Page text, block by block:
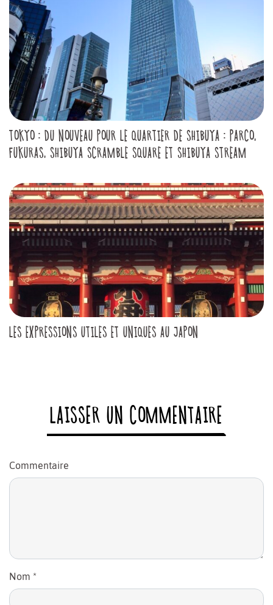
TOKYO : DU NOUVEAU POUR LE QUARTIER DE SHIBUYA : PARCO,
FUKURAS, SHIBUYA SCRAMBLE SQUARE ET SHIBUYA STREAM
LES EXPRESSIONS UTILES ET UNIQUES AU JAPON
LAISSER UN COMMENTAIRE
Commentaire
Nom *